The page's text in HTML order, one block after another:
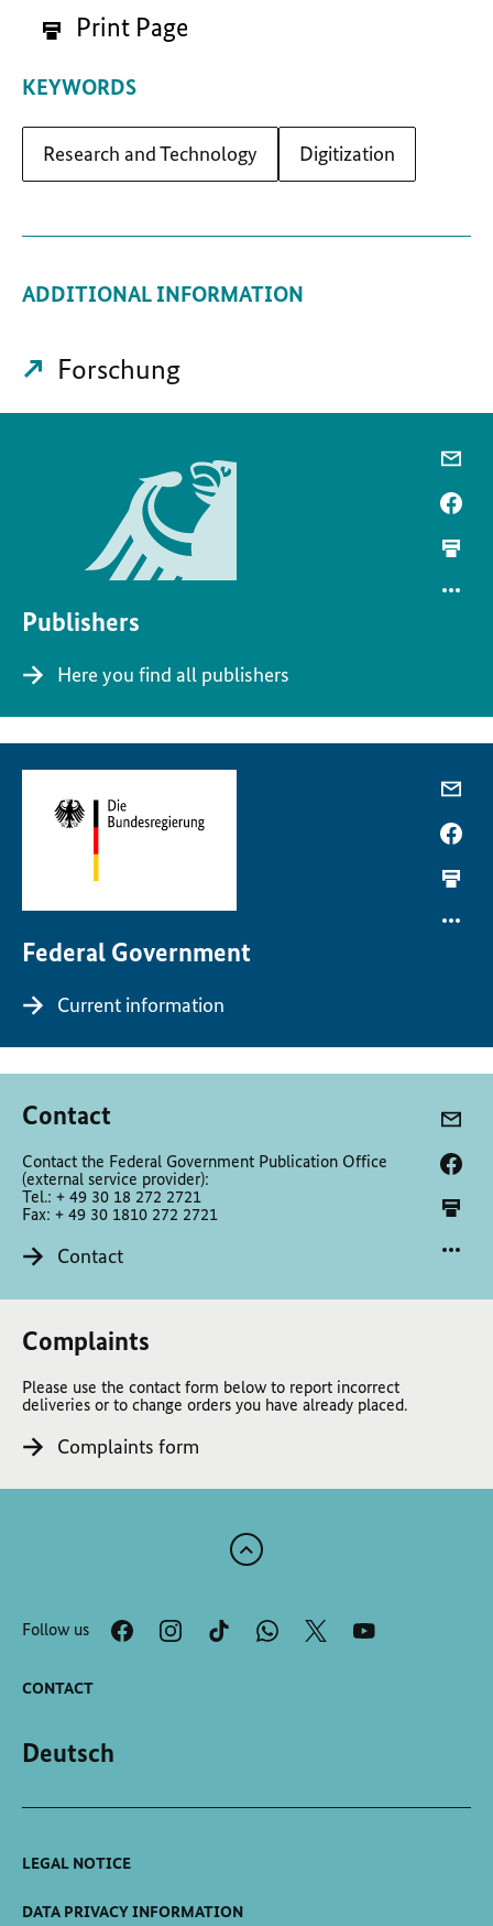
Print Page
KEYWORDS
Research and Technology Digitization
ADDITIONAL INFORMATION
Forschung
Publishers
Here you find all publishers
Federal Government
Current information
Contact
Contact the Federal Government Publication Office
(external service provider):
Tel.: + 49 30 18 272 2721
Fax: + 49 30 1810 272 2721
Contact
Complaints
Please use the contact form below to report incorrect
deliveries or to change orders you have already placed.
Complaints form
Scroll
the
top
Follow us
CONTACT
Deutsch
LEGAL NOTICE
DATA PRIVACY INFORMATION